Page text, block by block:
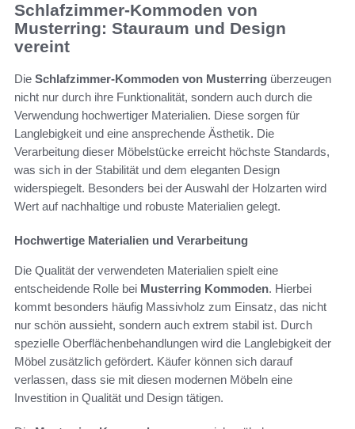
Schlafzimmer-Kommoden von
Musterring: Stauraum und Design
vereint
Die Schlafzimmer-Kommoden von Musterring überzeugen
nicht nur durch ihre Funktionalität, sondern auch durch die
Verwendung hochwertiger Materialien. Diese sorgen für
Langlebigkeit und eine ansprechende Ästhetik. Die
Verarbeitung dieser Möbelstücke erreicht höchste Standards,
was sich in der Stabilität und dem eleganten Design
widerspiegelt. Besonders bei der Auswahl der Holzarten wird
Wert auf nachhaltige und robuste Materialien gelegt.
Hochwertige Materialien und Verarbeitung
Die Qualität der verwendeten Materialien spielt eine
entscheidende Rolle bei Musterring Kommoden. Hierbei
kommt besonders häufig Massivholz zum Einsatz, das nicht
nur schön aussieht, sondern auch extrem stabil ist. Durch
spezielle Oberflächenbehandlungen wird die Langlebigkeit der
Möbel zusätzlich gefördert. Käufer können sich darauf
verlassen, dass sie mit diesen modernen Möbeln eine
Investition in Qualität und Design tätigen.